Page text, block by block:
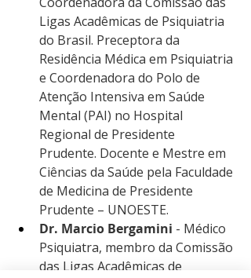
Ligas Acadêmicas de Psiquiatria
do Brasil. Preceptora da
Residência Médica em Psiquiatria
e Coordenadora do Polo de
Atenção Intensiva em Saúde
Mental (PAI) no Hospital
Regional de Presidente
Prudente. Docente e Mestre em
Ciências da Saúde pela Faculdade
de Medicina de Presidente
Prudente – UNOESTE.
Dr. Marcio Bergamini - Médico
Psiquiatra, membro da Comissão
das Ligas Acadêmicas de